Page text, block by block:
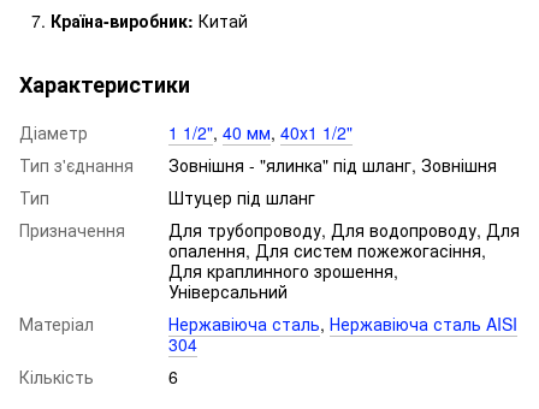
Країна-виробник: Китай
Характеристики
Діаметр 1 1/2", 40 мм, 40х1 1/2"
Тип з'єднання
Зовнішня - "ялинка" під шланг, Зовнішня
Тип
Штуцер під шланг
Призначення
Для трубопроводу, Для водопроводу, Для
опалення, Для систем пожежогасіння,
Для краплинного зрошення,
Універсальний
Матеріал
Нержавіюча сталь, Нержавіюча сталь AISI
304
Кількість
6